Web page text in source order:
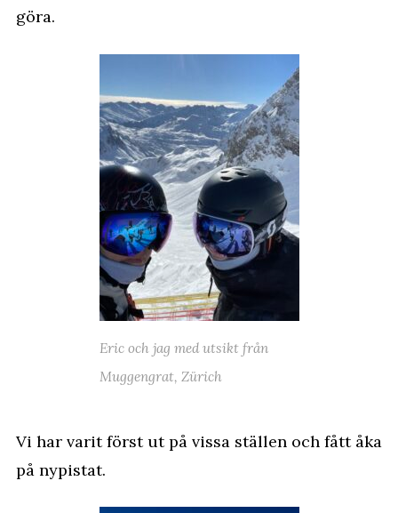
göra.
Eric och jag med utsikt från
Muggengrat, Zürich
Vi har varit först ut på vissa ställen och fått åka
på nypistat.